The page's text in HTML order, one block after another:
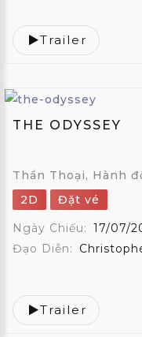
Trailer
THE ODYSSEY
Thần Thoại, Hành
2D
Đặt vé
Ngày Chiếu: 17/07/
Đạo Diễn:
Trailer